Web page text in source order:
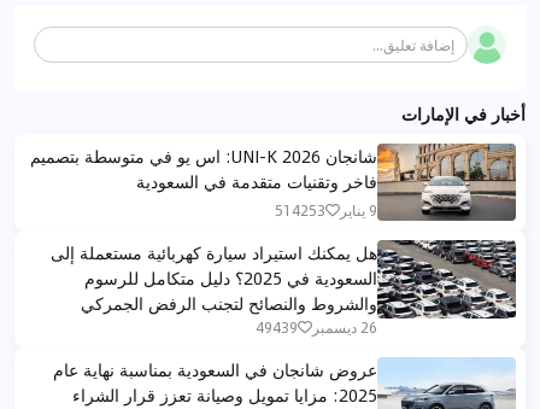
إضافة تعليق...
أخبار في الإمارات
شانجان UNI-K 2026: اس يو في متوسطة بتصميم
فاخر وتقنيات متقدمة في السعودية
9 يناير 514253
هل يمكنك استيراد سيارة كهربائية مستعملة إلى
السعودية في 2025؟ دليل متكامل للرسوم
والشروط والنصائح لتجنب الرفض الجمركي
26 ديسمبر 49439
عروض شانجان في السعودية بمناسبة نهاية عام
2025: مزايا تمويل وصيانة تعزز قرار الشراء